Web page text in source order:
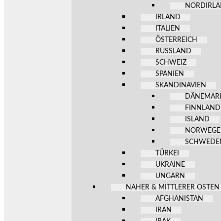
IRLAND
ITALIEN
ÖSTERREICH
RUSSLAND
SCHWEIZ
SPANIEN
SKANDINAVIEN
FINNLAND
ISLAND
TÜRKEI
UKRAINE
UNGARN
NAHER & MITTLERER OSTEN
AFGHANISTAN
IRAN